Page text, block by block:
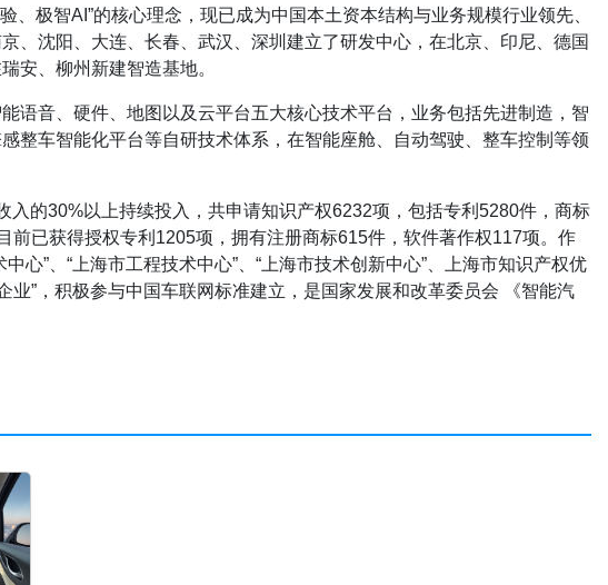
极智AI”的核心理念，现已成为中国本土资本结构与业务规模行业领先、
、沈阳、大连、长春、武汉、深圳建立了研发中心，在北京、印尼、德国
安、柳州新建智造基地。
语音、硬件、地图以及云平台五大核心技术平台，业务包括先进制造，智
整车智能化平台等自研技术体系，在智能座舱、自动驾驶、整车控制等领
的30%以上持续投入，共申请知识产权6232项，包括专利5280件，商标
已获得授权专利1205项，拥有注册商标615件，软件著作权117项。作
心”、“上海市工程技术中心”、“上海市技术创新中心”、上海市知识产权优
业”，积极参与中国车联网标准建立，是国家发展和改革委员会 《智能汽